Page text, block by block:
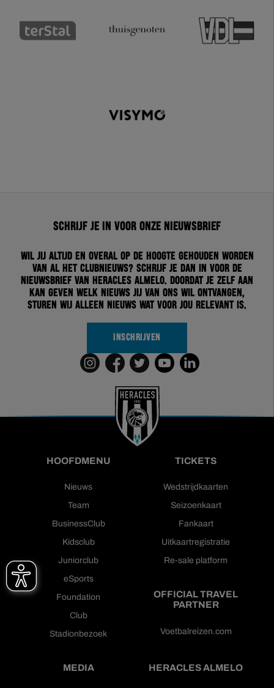
Schrijf je in voor onze nieuwsbrief
Wil jij altijd en overal op de hoogte gehouden worden
van al het clubnieuws? Schrijf je dan in voor de
nieuwsbrief van Heracles Almelo. Doordat je zelf aan
kan geven welk nieuws jij van ons wil ontvangen,
sturen wij alleen nieuws wat voor jou relevant is.
INSCHRIJVEN
HOOFDMENU
Nieuws
Team
BusinessClub
Kidsclub
Juniorclub
eSports
Foundation
Club
Stadionbezoek
TICKETS
Wedstrijdkaarten
Seizoenkaart
Fankaart
Uitkaartregistratie
Re-sale platform
OFFICIAL TRAVEL
PARTNER
Voetbalreizen.com
MEDIA HERACLES ALMELO